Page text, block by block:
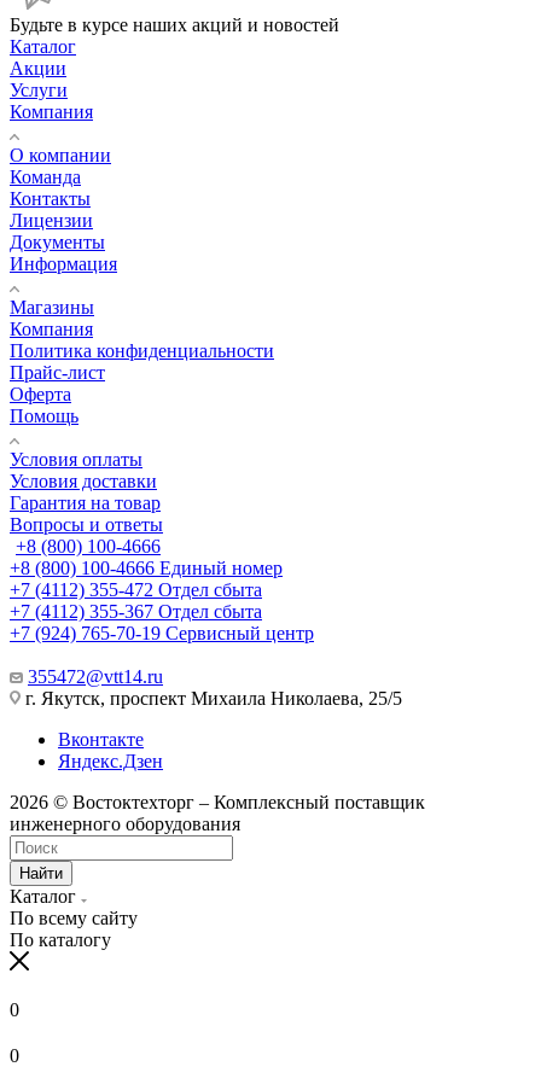
Будьте в курсе наших акций и новостей
Каталог
Акции
Услуги
Компания
О компании
Команда
Контакты
Лицензии
Документы
Информация
Магазины
Компания
Политика конфиденциальности
Прайс-лист
Оферта
Помощь
Условия оплаты
Условия доставки
Гарантия на товар
Вопросы и ответы
+8 (800) 100-4666
+8 (800) 100-4666 Единый номер
+7 (4112) 355-472 Отдел сбыта
+7 (4112) 355-367 Отдел сбыта
+7 (924) 765-70-19 Сервисный центр
355472@vtt14.ru
г. Якутск, проспект Михаила Николаева, 25/5
Вконтакте
Яндекс.Дзен
2026 © Востоктехторг – Комплексный поставщик
инженерного оборудования
Найти
Каталог
По всему сайту
По каталогу
0
0